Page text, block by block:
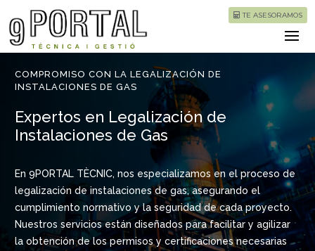
TE ASESORAMOS
COMPROMISO CON LA LEGALIZACIÓN DE
INSTALACIONES DE GAS
Expertos en Legalización de
Instalaciones de Gas
En 9PORTAL TÈCNIC, nos especializamos en el proceso de
legalización de instalaciones de gas, asegurando el
cumplimiento normativo y la seguridad de cada proyecto.
Nuestros servicios están diseñados para facilitar y agilizar
la obtención de los permisos y certificaciones necesarias